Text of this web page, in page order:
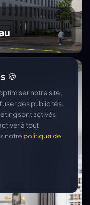
🍪
notre site,
des publicités.
sont activés
à tout
notre politique de